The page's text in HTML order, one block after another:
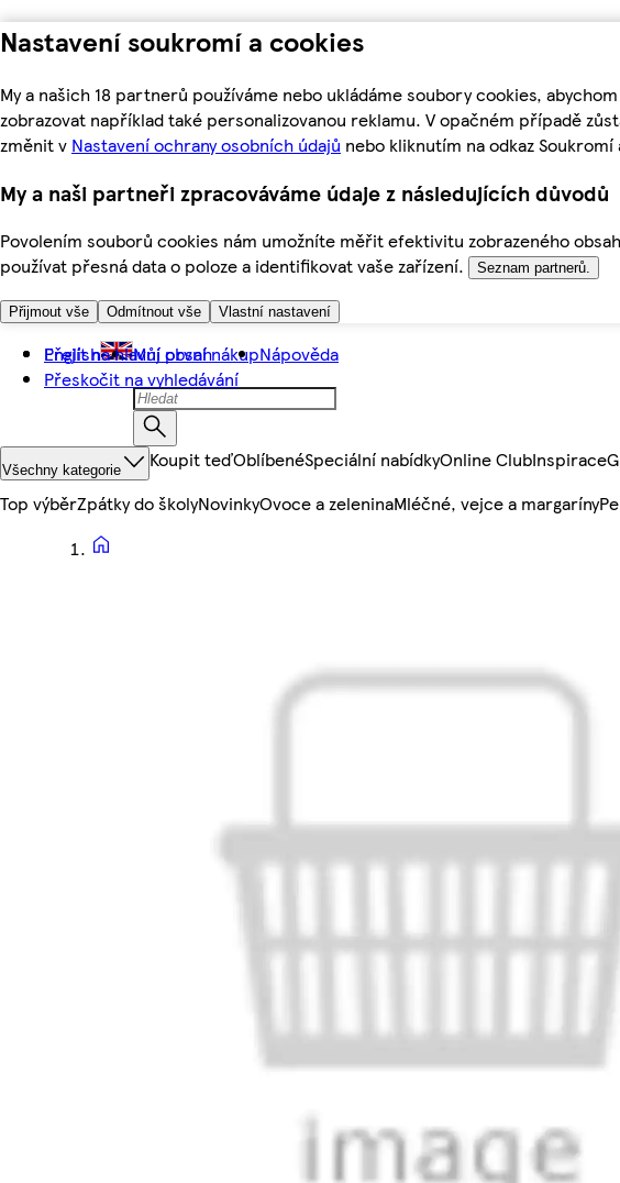
Nastavení soukromí a cookies
My a našich 18 partnerů používáme nebo ukládáme soubory cookies,
zobrazovat například také personalizovanou reklamu. V opačném případě
změnit v Nastavení ochrany osobních údajů nebo kliknutím na odkaz
My a naši partneři zpracováváme údaje z následujících důvodů
Povolením souborů cookies nám umožníte měřit efektivitu zobrazeného
používat přesná data o poloze a identifikovat vaše zařízení.
Seznam partnerů.
Přijmout vše Odmítnout vše Vlastní nastavení
Přejít na hlavní obsah
Přeskočit na vyhledávání
English Můj první nákupNápověda
Všechny kategorie Koupit teďOblíbenéSpeciální nabídkyOnline ClubInspirace
Top výběrZpátky do školyNovinkyOvoce a zeleninaMléčné, vejce a margaríny